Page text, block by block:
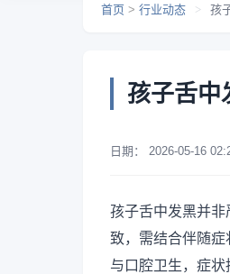
首页 > 行业动态 > 孩
孩子舌中
日期： 2026-05-16
孩子舌中发黑并
致，需结合伴随
与口腔卫生，症状